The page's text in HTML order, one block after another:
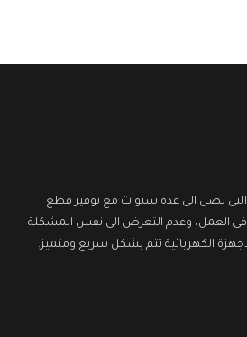
التى تصل الى عدة سنوات مع توفير قطع
فى العمل، وعدم التعرض الى نفس المشكلة
الكهربائية تتم بشكل سريع ومتميز.